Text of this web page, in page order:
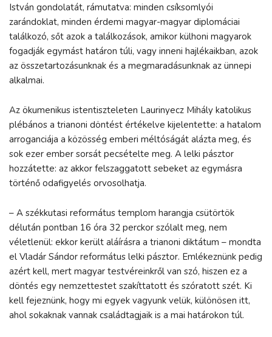
István gondolatát, rámutatva: minden csíksomlyói
zarándoklat, minden érdemi magyar-magyar diplomáciai
találkozó, sőt azok a találkozások, amikor külhoni magyarok
fogadják egymást határon túli, vagy inneni hajlékaikban, azok
az összetartozásunknak és a megmaradásunknak az ünnepi
alkalmai.
Az ökumenikus istentiszteleten Laurinyecz Mihály katolikus
plébános a trianoni döntést értékelve kijelentette: a hatalom
arroganciája a közösség emberi méltóságát alázta meg, és
sok ezer ember sorsát pecsételte meg. A lelki pásztor
hozzátette: az akkor felszaggatott sebeket az egymásra
történő odafigyelés orvosolhatja.
– A székkutasi református templom harangja csütörtök
délután pontban 16 óra 32 perckor szólalt meg, nem
véletlenül: ekkor került aláírásra a trianoni diktátum – mondta
el Vladár Sándor református lelki pásztor. Emlékeznünk pedig
azért kell, mert magyar testvéreinkről van szó, hiszen ez a
döntés egy nemzettestet szakíttatott és szóratott szét. Ki
kell fejeznünk, hogy mi egyek vagyunk velük, különösen itt,
ahol sokaknak vannak családtagjaik is a mai határokon túl.